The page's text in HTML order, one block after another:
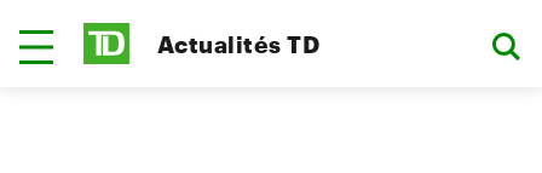
Actualités TD